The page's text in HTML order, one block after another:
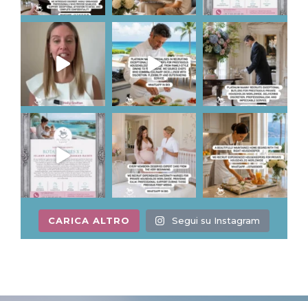
CARICA ALTRO Segui su Instagram